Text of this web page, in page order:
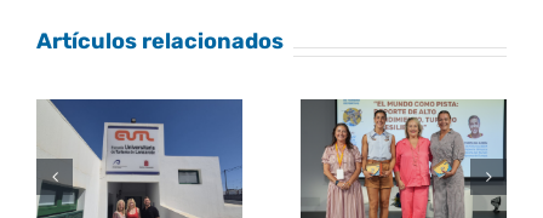
Artículos relacionados